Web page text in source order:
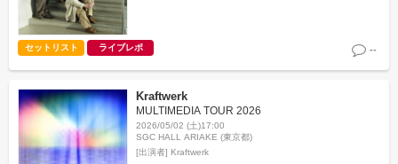
セットリスト ライブレポ --
Kraftwerk
MULTIMEDIA TOUR 2026
2026/05/02 (土)17:00
SGC HALL ARIAKE (東京都)
[出演者] Kraftwerk